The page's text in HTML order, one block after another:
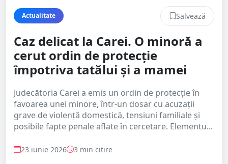
Actualitate Salvează
Caz delicat la Carei. O minoră a
cerut ordin de protecție
împotriva tatălui și a mamei
Judecătoria Carei a emis un ordin de protecție în
favoarea unei minore, într-un dosar cu acuzații
grave de violență domestică, tensiuni familiale și
posibile fapte penale aflate în cercetare. Elementu...
23 iunie 2026 3 min citire